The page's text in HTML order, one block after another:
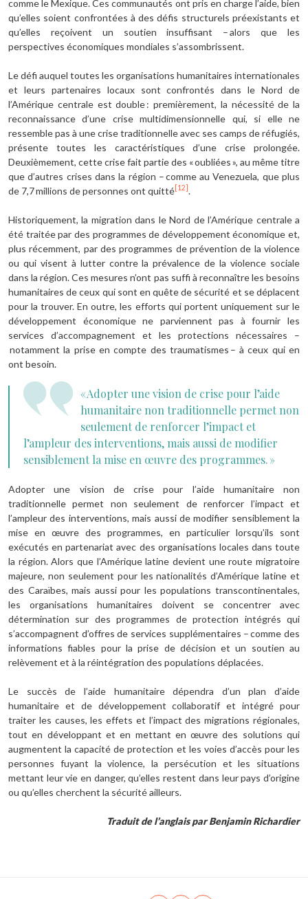
comme le Mexique. Ces communautés ont pris en charge l’aide, bien
qu’elles soient confrontées à des défis structurels préexistants et
qu’elles reçoivent un soutien insuffisant – alors que les
perspectives économiques mondiales s’assombrissent.
Le défi auquel toutes les organisations humanitaires internationales
et leurs partenaires locaux sont confrontés dans le Nord de
l’Amérique centrale est double : premièrement, la nécessité de la
reconnaissance d’une crise multidimensionnelle qui, si elle ne
ressemble pas à une crise traditionnelle avec ses camps de réfugiés,
présente toutes les caractéristiques d’une crise prolongée.
Deuxièmement, cette crise fait partie des « oubliées », au même titre
que d’autres crises dans la région – comme au Venezuela, que plus
de 7,7 millions de personnes ont quitté [12] .
Historiquement, la migration dans le Nord de l’Amérique centrale a
été traitée par des programmes de développement économique et,
plus récemment, par des programmes de prévention de la violence
ou qui visent à lutter contre la prévalence de la violence sociale
dans la région. Ces mesures n’ont pas suffi à reconnaître les besoins
humanitaires de ceux qui sont en quête de sécurité et se déplacent
pour la trouver. En outre, les efforts qui portent uniquement sur le
développement économique ne parviennent pas à fournir les
services d’accompagnement et les protections nécessaires –
notamment la prise en compte des traumatismes – à ceux qui en
ont besoin.
« Adopter une vision de crise pour l’aide
humanitaire non traditionnelle permet non
seulement de renforcer l’impact et
l’ampleur des interventions, mais aussi de modifier
sensiblement la mise en œuvre des programmes. »
Adopter une vision de crise pour l’aide humanitaire non
traditionnelle permet non seulement de renforcer l’impact et
l’ampleur des interventions, mais aussi de modifier sensiblement la
mise en œuvre des programmes, en particulier lorsqu’ils sont
exécutés en partenariat avec des organisations locales dans toute
la région. Alors que l’Amérique latine devient une route migratoire
majeure, non seulement pour les nationalités d’Amérique latine et
des Caraïbes, mais aussi pour les populations transcontinentales,
les organisations humanitaires doivent se concentrer avec
détermination sur des programmes de protection intégrés qui
s’accompagnent d’offres de services supplémentaires – comme des
informations fiables pour la prise de décision et un soutien au
relèvement et à la réintégration des populations déplacées.
Le succès de l’aide humanitaire dépendra d’un plan d’aide
humanitaire et de développement collaboratif et intégré pour
traiter les causes, les effets et l’impact des migrations régionales,
tout en développant et en mettant en œuvre des solutions qui
augmentent la capacité de protection et les voies d’accès pour les
personnes fuyant la violence, la persécution et les situations
mettant leur vie en danger, qu’elles restent dans leur pays d’origine
ou qu’elles cherchent la sécurité ailleurs.
Traduit de l’anglais par Benjamin Richardier